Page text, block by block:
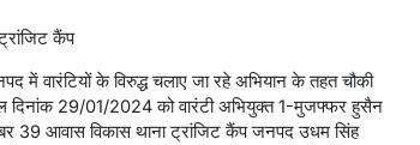
कैंप
में वारंटियों के विरुद्ध चलाए जा रहे अभियान के तहत चौकी
दिनांक 29/01/2024 को वारंटी अभियुक्त 1-मुजफ्फर हुसैन
39 आवास विकास थाना ट्रांजिट कैंप जनपद उधम सिंह